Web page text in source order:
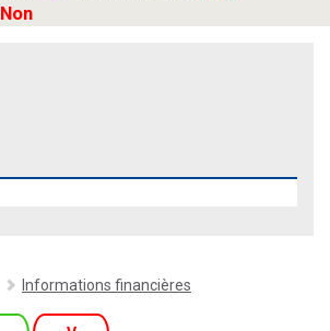
Non
Informations financières